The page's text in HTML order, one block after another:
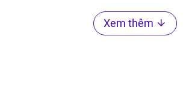
Xem thêm